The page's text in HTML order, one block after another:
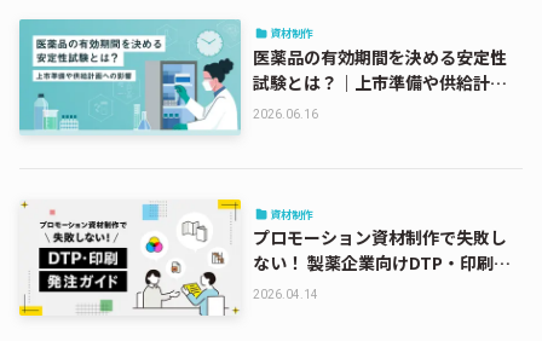
資材制作
医薬品の有効期間を決める安定性
試験とは？｜上市準備や供給計画
への影響
2026.06.16
資材制作
プロモーション資材制作で失敗し
ない！ 製薬企業向けDTP・印刷発
注ガイド
2026.04.14